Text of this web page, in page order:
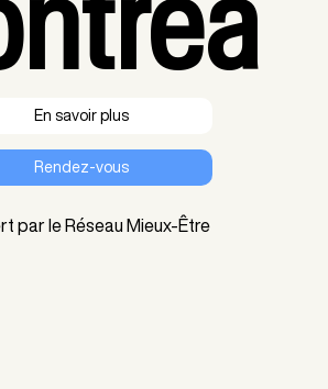
En savoir plus
par le Réseau Mieux-Être